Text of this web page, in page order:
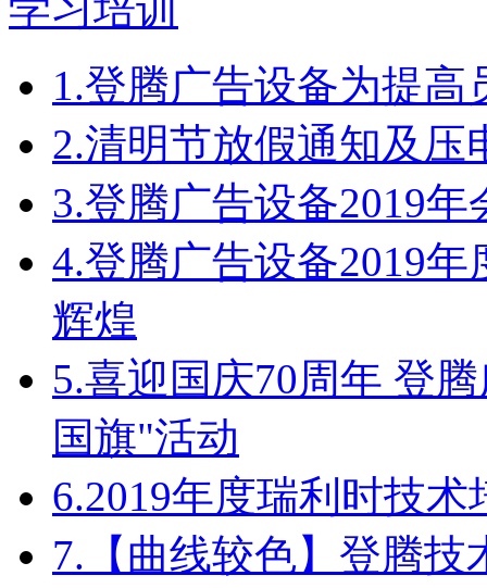
1.登腾广告设备为提高
2.清明节放假通知及压
3.登腾广告设备2019
4.登腾广告设备2019
辉煌
5.喜迎国庆70周年 登
国旗"活动
6.2019年度瑞利时技
7. 【曲线较色】登腾